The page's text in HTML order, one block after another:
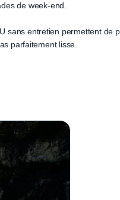
de week-end.
sans entretien permettent de
parfaitement lisse.